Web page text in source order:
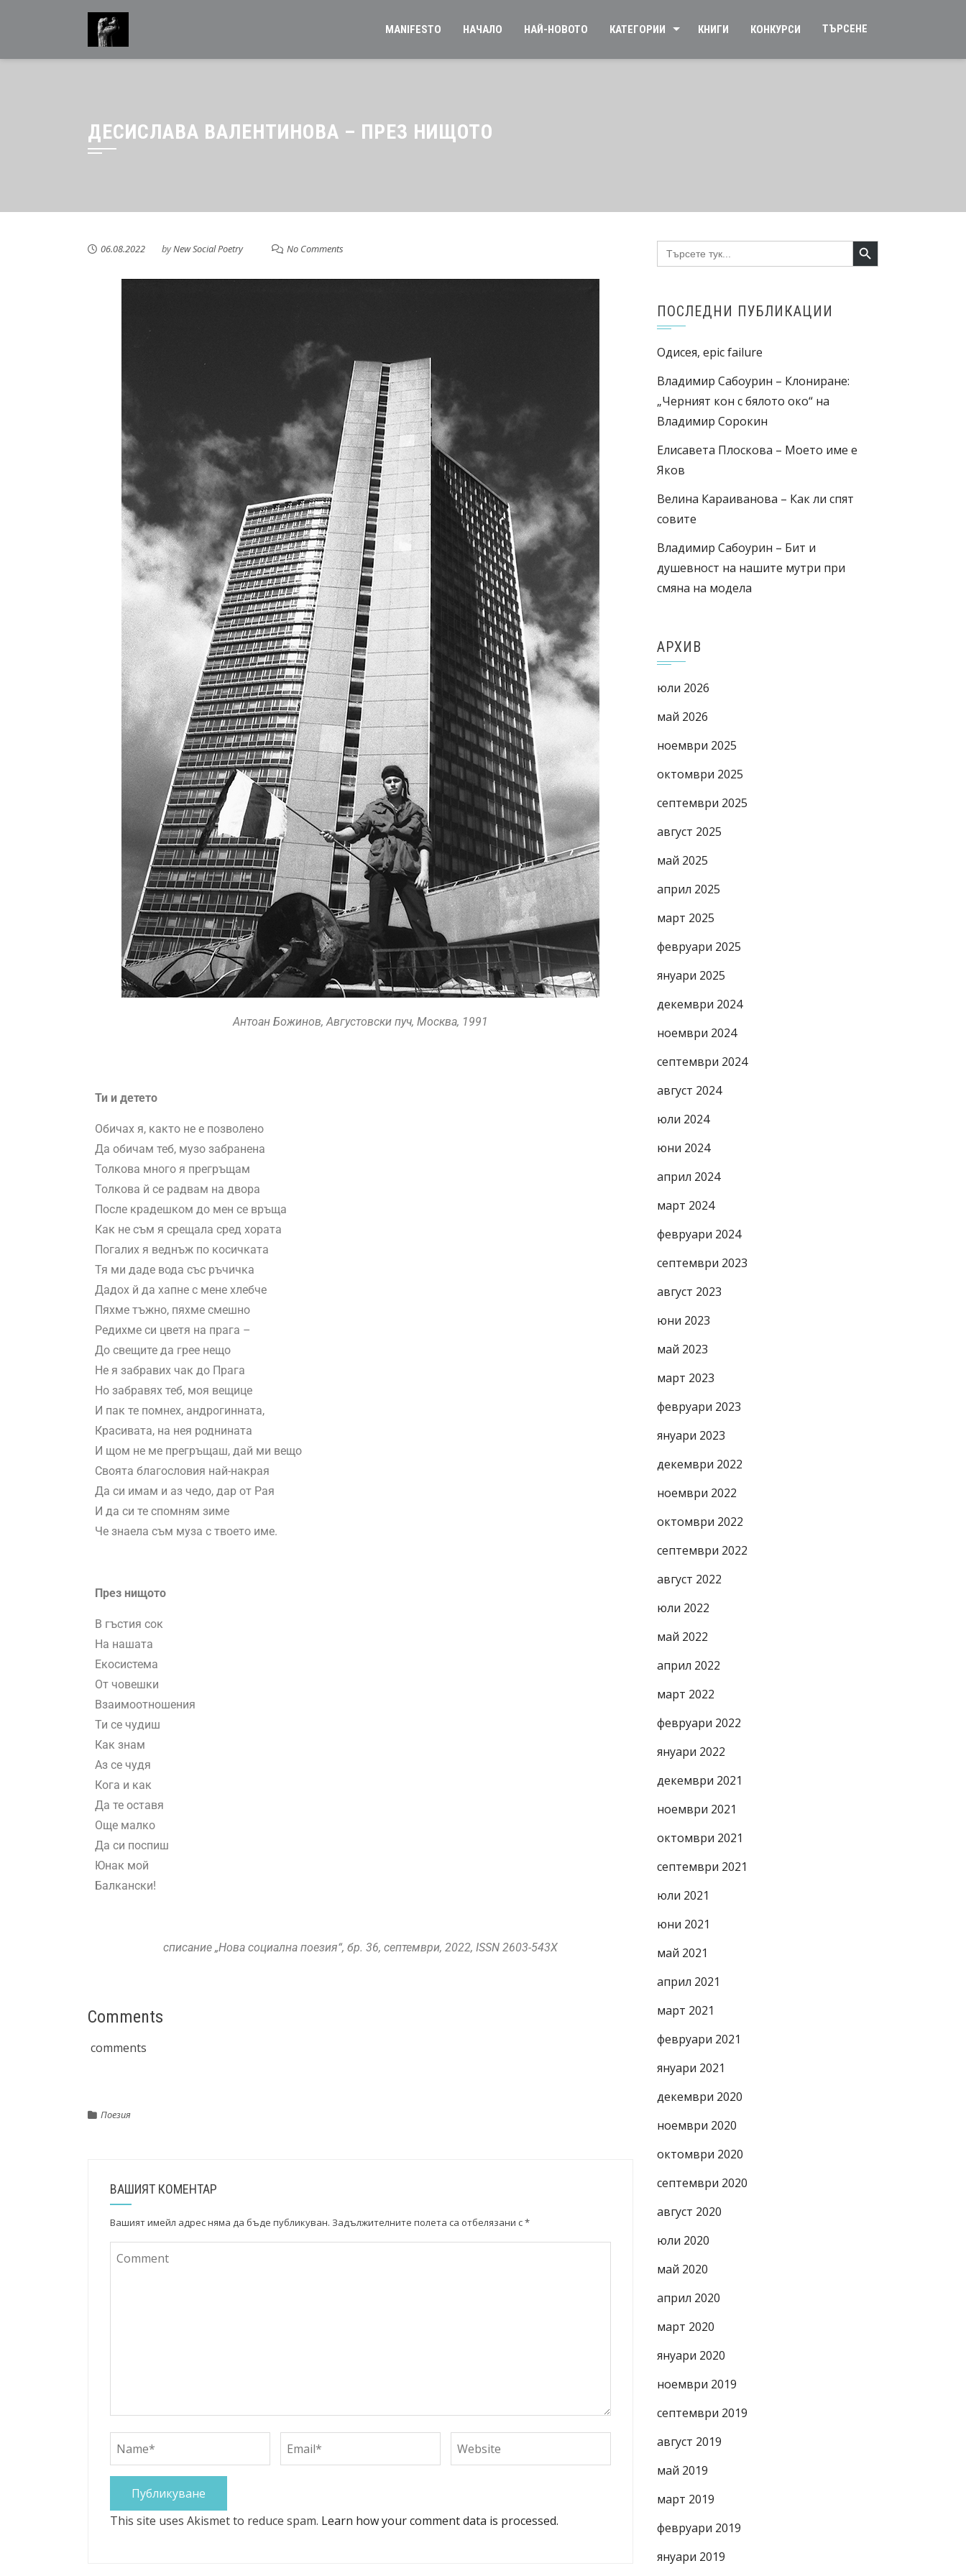
MANIFESTO НАЧАЛО НАЙ-НОВОТО КАТЕГОРИИ КНИГИ КОНКУРСИ ТЪРСЕНЕ
ДЕСИСЛАВА ВАЛЕНТИНОВА – ПРЕЗ НИЩОТО
06.08.2022 byNew Social Poetry No Comments
Антоан Божинов, Августовски пуч, Москва, 1991
Ти и детето
Обичах я, както не е позволено
Да обичам теб, музо забранена
Толкова много я прегръщам
Толкова й се радвам на двора
После крадешком до мен се връща
Как не съм я срещала сред хората
Погалих я веднъж по косичката
Тя ми даде вода със ръчичка
Дадох й да хапне с мене хлебче
Пяхме тъжно, пяхме смешно
Редихме си цветя на прага –
До свещите да грее нещо
Не я забравих чак до Прага
Но забравях теб, моя вещице
И пак те помнех, андрогинната,
Красивата, на нея роднината
И щом не ме прегръщаш, дай ми вещо
Своята благословия най-накрая
Да си имам и аз чедо, дар от Рая
И да си те спомням зиме
Че знаела съм муза с твоето име.
През нищото
В гъстия сок
На нашата
Екосистема
От човешки
Взаимоотношения
Ти се чудиш
Как знам
Аз се чудя
Кога и как
Да те оставя
Още малко
Да си поспиш
Юнак мой
Балкански!
списание „Нова социална поезия“, бр. 36, септември, 2022, ISSN 2603-543X
Comments
comments
Поезия
ВАШИЯТ КОМЕНТАР
Вашият имейл адрес няма да бъде публикуван. Задължителните полета са отбелязани с*
This site uses Akismet to reduce spam. Learn how your comment data is processed.
Search
for:
Search Button
ПОСЛЕДНИ ПУБЛИКАЦИИ
Одисея, epic failure
Владимир Сабоурин – Клониране:
„Черният кон с бялото око“ на
Владимир Сорокин
Елисавета Плоскова – Моето име е
Яков
Велина Караиванова – Как ли спят
совите
Владимир Сабоурин – Бит и
душевност на нашите мутри при
смяна на модела
АРХИВ
юли 2026
май 2026
ноември 2025
октомври 2025
септември 2025
август 2025
май 2025
април 2025
март 2025
февруари 2025
януари 2025
декември 2024
ноември 2024
септември 2024
август 2024
юли 2024
юни 2024
април 2024
март 2024
февруари 2024
септември 2023
август 2023
юни 2023
май 2023
март 2023
февруари 2023
януари 2023
декември 2022
ноември 2022
октомври 2022
септември 2022
август 2022
юли 2022
май 2022
април 2022
март 2022
февруари 2022
януари 2022
декември 2021
ноември 2021
октомври 2021
септември 2021
юли 2021
юни 2021
май 2021
април 2021
март 2021
февруари 2021
януари 2021
декември 2020
ноември 2020
октомври 2020
септември 2020
август 2020
юли 2020
май 2020
април 2020
март 2020
януари 2020
ноември 2019
септември 2019
август 2019
май 2019
март 2019
февруари 2019
януари 2019